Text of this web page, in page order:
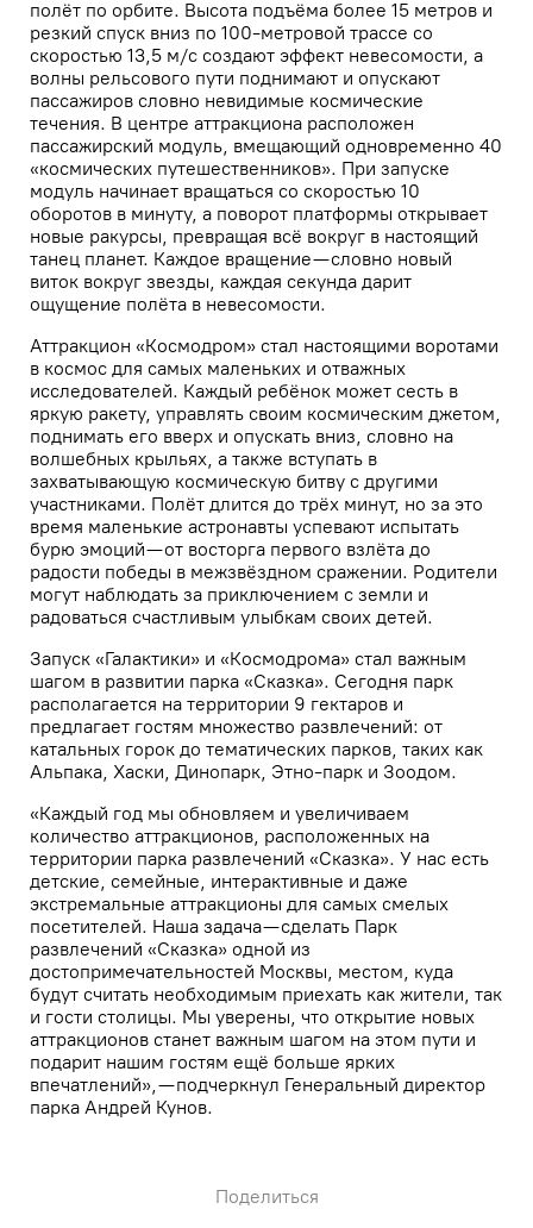
полёт по орбите. Высота подъёма более 15 метров и
резкий спуск вниз по 100-метровой трассе со
скоростью 13,5 м/с создают эффект невесомости, а
волны рельсового пути поднимают и опускают
пассажиров словно невидимые космические
течения. В центре аттракциона расположен
пассажирский модуль, вмещающий одновременно 40
«космических путешественников». При запуске
модуль начинает вращаться со скоростью 10
оборотов в минуту, а поворот платформы открывает
новые ракурсы, превращая всё вокруг в настоящий
танец планет. Каждое вращение — словно новый
виток вокруг звезды, каждая секунда дарит
ощущение полёта в невесомости.
Аттракцион «Космодром» стал настоящими воротами
в космос для самых маленьких и отважных
исследователей. Каждый ребёнок может сесть в
яркую ракету, управлять своим космическим джетом,
поднимать его вверх и опускать вниз, словно на
волшебных крыльях, а также вступать в
захватывающую космическую битву с другими
участниками. Полёт длится до трёх минут, но за это
время маленькие астронавты успевают испытать
бурю эмоций — от восторга первого взлёта до
радости победы в межзвёздном сражении. Родители
могут наблюдать за приключением с земли и
радоваться счастливым улыбкам своих детей.
Запуск «Галактики» и «Космодрома» стал важным
шагом в развитии парка «Сказка». Сегодня парк
располагается на территории 9 гектаров и
предлагает гостям множество развлечений: от
катальных горок до тематических парков, таких как
Альпака, Хаски, Динопарк, Этно-парк и Зоодом.
«Каждый год мы обновляем и увеличиваем
количество аттракционов, расположенных на
территории парка развлечений «Сказка». У нас есть
детские, семейные, интерактивные и даже
экстремальные аттракционы для самых смелых
посетителей. Наша задача — сделать Парк
развлечений «Сказка» одной из
достопримечательностей Москвы, местом, куда
будут считать необходимым приехать как жители, так
и гости столицы. Мы уверены, что открытие новых
аттракционов станет важным шагом на этом пути и
подарит нашим гостям ещё больше ярких
впечатлений», — подчеркнул Генеральный директор
парка Андрей Кунов.
Поделиться